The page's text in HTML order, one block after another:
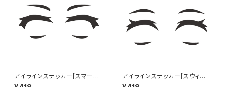
アイラインステッカー[スマート]
Eye line sticker SMART
アイラインステッカー[スウィー
ト] Eye line sticker SWEET